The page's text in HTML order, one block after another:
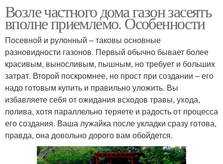
Возле частного дома газон засеять
вполне приемлемо. Особенности
Посевной и рулонный – таковы основные
разновидности газонов. Первый обычно бывает более
красивым, выносливым, пышным, но требует и больших
затрат. Второй поскромнее, но прост при создании – его
надо готовым купить и правильно уложить. Вы
избавляете себя от ожидания всходов травы, ухода,
полива, хотя параллельно теряете и радость от процесса
его создания. Ваша лужайка после укладки сразу готова,
правда, она довольно дорого вам обойдется.